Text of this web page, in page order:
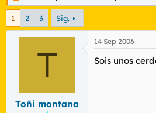
c
a
d
t
h
d
i
1 2 3 Sig.
T
Toñi montana
14 Sep 2006
Sois unos